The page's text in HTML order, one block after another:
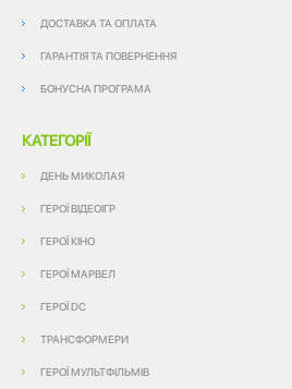
ДОСТАВКА ТА ОПЛАТА
ГАРАНТІЯ ТА ПОВЕРНЕННЯ
БОНУСНА ПРОГРАМА
КАТЕГОРІЇ
ДЕНЬ МИКОЛАЯ
ГЕРОЇ ВІДЕОІГР
ГЕРОЇ КІНО
ГЕРОЇ МАРВЕЛ
ГЕРОЇ DC
ТРАНСФОРМЕРИ
ГЕРОЇ МУЛЬТФІЛЬМІВ